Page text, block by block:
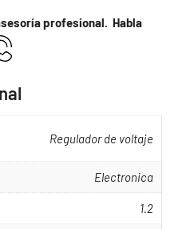
profesional. Habla
Regulador de voltaje
Electronica
1.2